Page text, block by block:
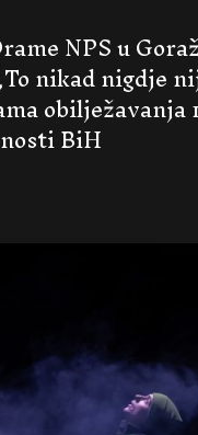
NPS u
nikad nigdje
obilježavanja
BiH